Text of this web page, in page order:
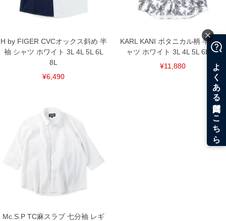
DETAIL
H by FIGER CVCオックス斜め 半
袖 シャツ ホワイト 3L 4L 5L 6L
8L
¥6,490
KARL KANI ボタニカル柄 半袖 シ
ャツ ホワイト 3L 4L 5L 6L 8L
¥11,880
Mc.S.P TC麻スラブ 七分袖 レギ